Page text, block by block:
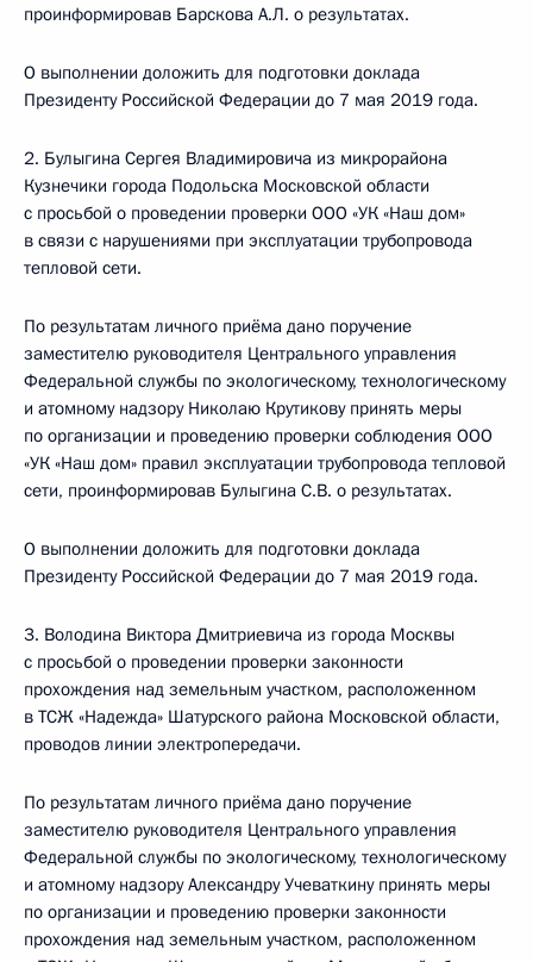
проинформировав Барскова А.Л. о результатах.
О выполнении доложить для подготовки доклада
Президенту Российской Федерации до 7 мая 2019 года.
2. Булыгина Сергея Владимировича из микрорайона
Кузнечики города Подольска Московской области
с просьбой о проведении проверки ООО «УК «Наш дом»
в связи с нарушениями при эксплуатации трубопровода
тепловой сети.
По результатам личного приёма дано поручение
заместителю руководителя Центрального управления
Федеральной службы по экологическому, технологическому
и атомному надзору Николаю Крутикову принять меры
по организации и проведению проверки соблюдения ООО
«УК «Наш дом» правил эксплуатации трубопровода тепловой
сети, проинформировав Булыгина С.В. о результатах.
О выполнении доложить для подготовки доклада
Президенту Российской Федерации до 7 мая 2019 года.
3. Володина Виктора Дмитриевича из города Москвы
с просьбой о проведении проверки законности
прохождения над земельным участком, расположенном
в ТСЖ «Надежда» Шатурского района Московской области,
проводов линии электропередачи.
По результатам личного приёма дано поручение
заместителю руководителя Центрального управления
Федеральной службы по экологическому, технологическому
и атомному надзору Александру Учеваткину принять меры
по организации и проведению проверки законности
прохождения над земельным участком, расположенном